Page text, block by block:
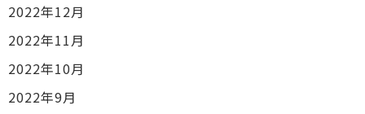
2022年12月
2022年11月
2022年10月
2022年9月